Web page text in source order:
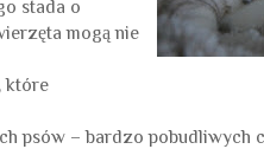
stada o
mogą nie
które
psów – bardzo pobudliwych